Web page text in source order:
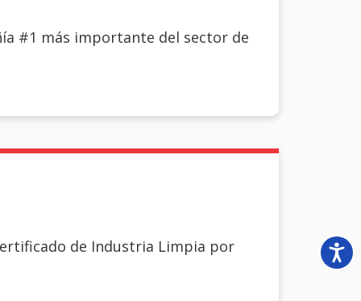
#1 más importante del sector de
de Industria Limpia por